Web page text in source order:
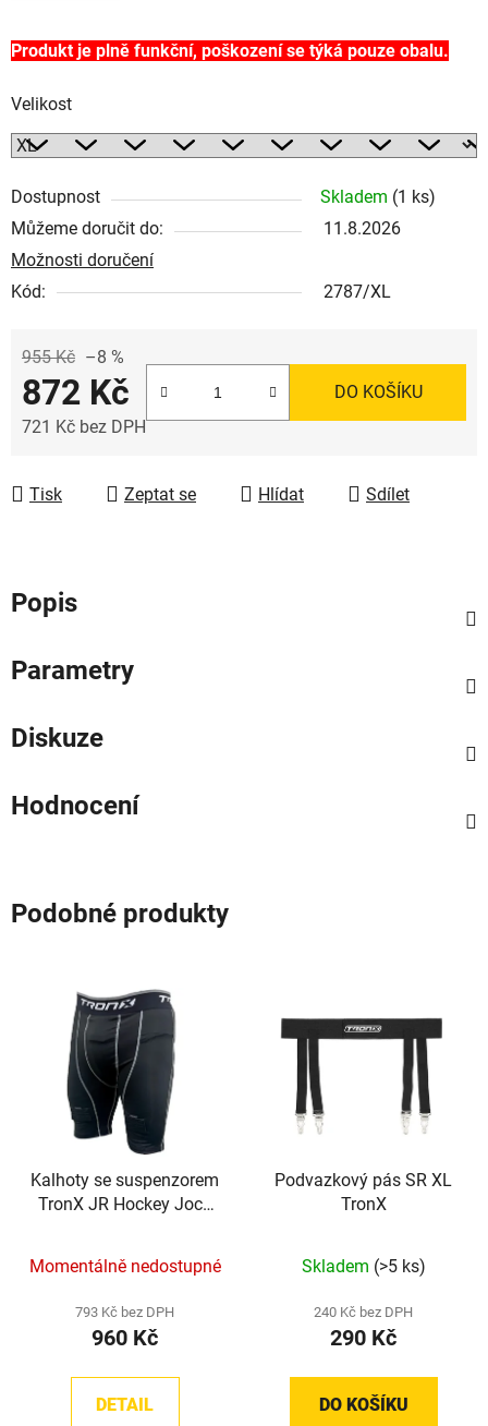
Produkt je plně funkční, poškození se týká pouze obalu.
Velikost
Dostupnost Skladem (1 ks)
Můžeme doručit do:
11.8.2026
Možnosti doručení
Kód:
2787/XL
955 Kč –8 %
872 Kč
721 Kč bez DPH
DO KOŠÍKU
Tisk Zeptat se Hlídat Sdílet
Popis
Parametry
Diskuze
Hodnocení
Podobné produkty
Kalhoty se suspenzorem
TronX JR Hockey Jock
Momentálně nedostupné
793 Kč bez DPH
960 Kč
DETAIL
Podvazkový pás SR XL
TronX
Skladem (>5 ks)
240 Kč bez DPH
290 Kč
DO KOŠÍKU